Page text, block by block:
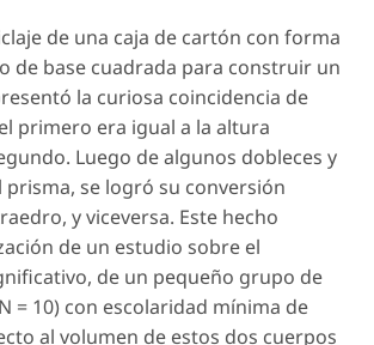
de una caja de cartón con forma
de base cuadrada para construir un
la curiosa coincidencia de
primero era igual a la altura
Luego de algunos dobleces y
prisma, se logró su conversión
y viceversa. Este hecho
de un estudio sobre el
de un pequeño grupo de
= 10) con escolaridad mínima de
al volumen de estos dos cuerpos